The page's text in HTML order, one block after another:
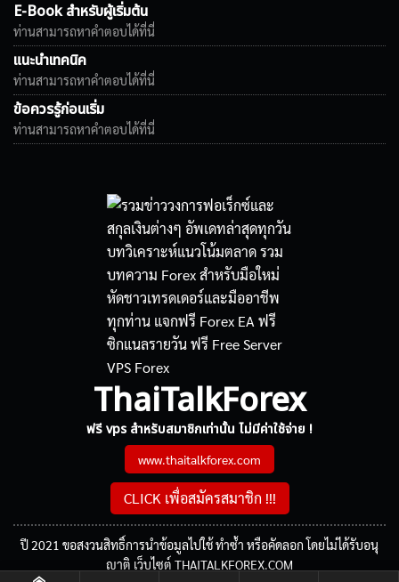
E-Book สำหรับผู้เริ่มต้น
ท่านสามารถหาคำตอบได้ที่นี่
แนะนำเทคนิค
ท่านสามารถหาคำตอบได้ที่นี่
ข้อควรรู้ก่อนเริ่ม
ท่านสามารถหาคำตอบได้ที่นี่
ThaiTalkForex
ฟรี vps สำหรับสมาชิกเท่านั้น ไม่มีค่าใช้จ่าย !
www.thaitalkforex.com
CLICK เพื่อสมัครสมาชิก !!!
ปี 2021 ขอสงวนสิทธิ์การนำข้อมูลไปใช้ ทำซ้ำ หรือคัดลอก โดยไม่ได้รับอนุ
ญาติ เว็บไซต์ THAITALKFOREX.COM